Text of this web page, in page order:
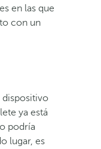
en las que
con un
dispositivo
ya está
podría
lugar, es